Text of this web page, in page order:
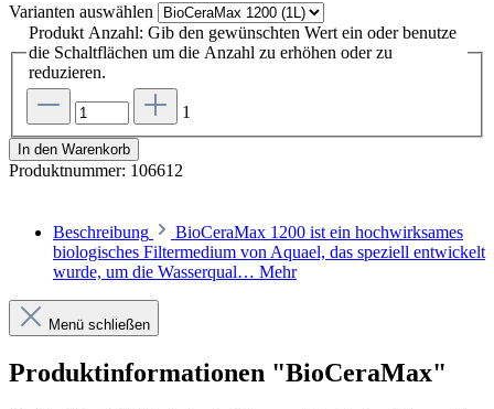
Varianten auswählen
Produkt Anzahl: Gib den gewünschten Wert ein oder benutze
die Schaltflächen um die Anzahl zu erhöhen oder zu
reduzieren.
1
In den Warenkorb
Produktnummer: 106612
Beschreibung
BioCeraMax 1200 ist ein hochwirksames
biologisches Filtermedium von Aquael, das speziell entwickelt
wurde, um die Wasserqual… Mehr
Menü schließen
Produktinformationen "BioCeraMax"